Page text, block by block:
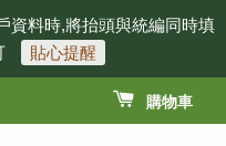
資料時,將抬頭與統編同時填
貼心提醒
購物車